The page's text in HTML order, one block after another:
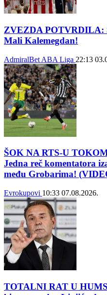
ZVEZDA POTVRDILA:
Mali Kalemegdan!
AdmiralBet ABA Liga 22:13
ŠOK NA RTS-U
Jedna reč komentatora
među Grobarima!
Evrokupovi 10:33 07.08.2026.
TOTALNI RAT U